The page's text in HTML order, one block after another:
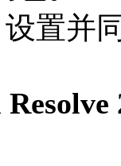
设置并